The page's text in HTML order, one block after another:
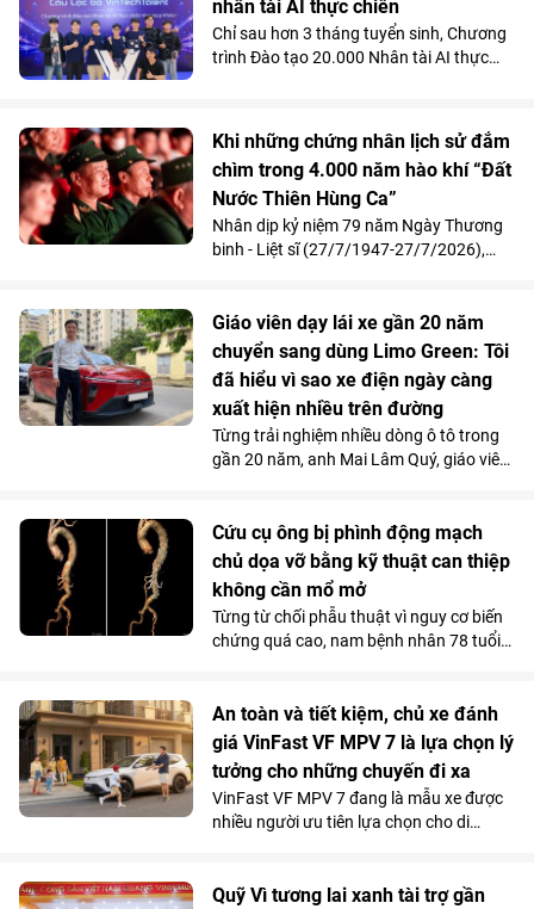
Quốc tế Vinmec Times City.
nhân tài AI thực chiến
Chỉ sau hơn 3 tháng tuyển sinh, Chương
trình Đào tạo 20.000 Nhân tài AI thực
quả 100% học viên đạt chuẩn khóa I
được mời làm việc ngay sau khi tốt
nghiệp, Chương trình đang tăng tốc mở
rộng quy mô đào tạo nhằm đảm bảo
mục tiêu cung cấp từ 10.000 - 20.000
nhân tài AI trong vòng 2 năm, đáp ứng
Khi những chứng nhân lịch sử đắm
chìm trong 4.000 năm hào khí “Đất
Nước Thiên Hùng Ca”
Nhân dịp kỷ niệm 79 năm Ngày Thương
binh - Liệt sĩ (27/7/1947-27/7/2026),
chiến thưởng thức show diễn “Đất Nước
Thiên Hùng Ca” tại Vinpearl Theatre
Ocean City. Phản hồi xúc động của chính
những người từng đi qua chiến tranh đã
góp phần khẳng định ý nghĩa nhân văn
và giá trị lan tỏa của tác phẩm nghệ
thuật lấy cảm hứng từ hơn 4.000 năm
Giáo viên dạy lái xe gần 20 năm
chuyển sang dùng Limo Green: Tôi
đã hiểu vì sao xe điện ngày càng
xuất hiện nhiều trên đường
Từng trải nghiệm nhiều dòng ô tô trong
gần 20 năm, anh Mai Lâm Quý, giáo viên
Green đã thay đổi hoàn toàn góc nhìn
của anh về xe điện. Không gian 7 chỗ
rộng rãi, khả năng tăng tốc mượt và chi
phí sử dụng thấp đến khó tin giúp mẫu
MPV điện vừa trở thành “xe ruột” của
anh trong công việc, vừa phục vụ trọn
Cứu cụ ông bị phình động mạch
chủ dọa vỡ bằng kỹ thuật can thiệp
không cần mổ mở
Từng từ chối phẫu thuật vì nguy cơ biến
chứng quá cao, nam bệnh nhân 78 tuổi
các bác sĩ Vinmec Times City điều trị
thành công. Bí quyết nằm ở kỹ thuật tái
tạo hệ thống mạch tạng mà không cần
mở ngực hay mở bụng.
An toàn và tiết kiệm, chủ xe đánh
giá VinFast VF MPV 7 là lựa chọn lý
tưởng cho những chuyến đi xa
VinFast VF MPV 7 đang là mẫu xe được
nhiều người ưu tiên lựa chọn cho di
mà vẫn tiết kiệm chi phí.
Quỹ Vì tương lai xanh tài trợ gần